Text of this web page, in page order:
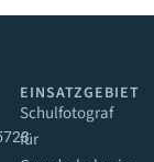
EINSATZGEBIET
Schulfotograf
für